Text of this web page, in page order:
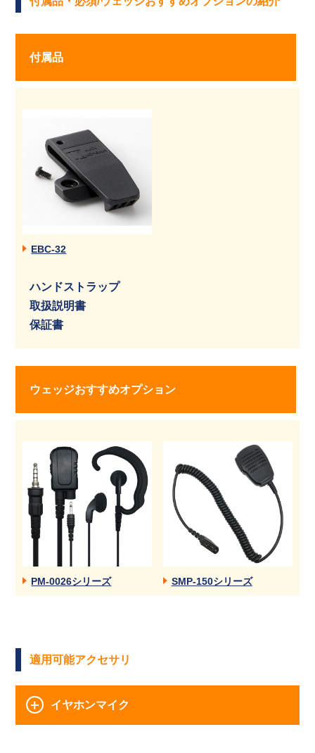
付属品
EBC-32
ハンドストラップ
取扱説明書
保証書
ウェッジおすすめオプション
PM-0026シリーズ SMP-150シリーズ
適用可能アクセサリ
イヤホンマイク